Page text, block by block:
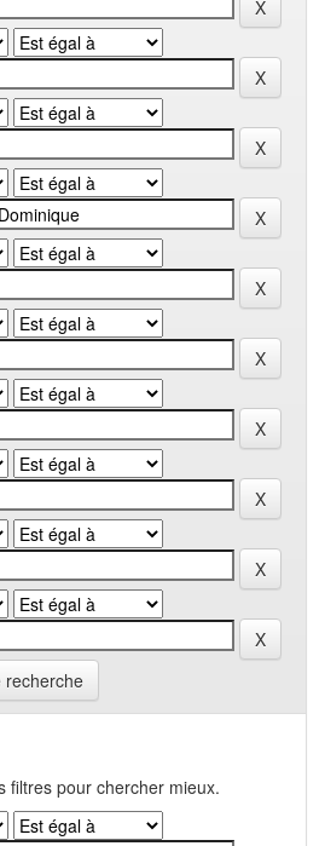
recherche
filtres pour chercher mieux.